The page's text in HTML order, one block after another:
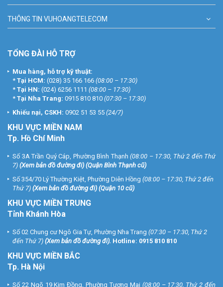
THÔNG TIN VUHOANGTELECOM
TỔNG ĐÀI HỖ TRỢ
Mua hàng, hỗ trợ kỹ thuật:
* Tại HCM: (028) 35 166 166 (08:00 – 17:30)
* Tại HN: (024) 6256 1111 (08:00 – 17:30)
* Tại Nha Trang: 0915 810 810 (07:30 – 17:30)
Khiếu nại, CSKH: 0902 51 53 55 (24/7)
KHU VỰC MIỀN NAM
Tp. Hồ Chí Minh
Số 3A Trần Quý Cáp, Phường Bình Thạnh (08:00 – 17:30, Thứ 2 đến Thứ
7) (Xem bản đồ đường đi) (Quận Bình Thạnh cũ)
Số 354/70 Lý Thường Kiệt, Phường Diên Hồng (08:00 – 17:30, Thứ 2 đến
Thứ 7) (Xem bản đồ đường đi) (Quận 10 cũ)
KHU VỰC MIỀN TRUNG
Tỉnh Khánh Hòa
Số 02 Chung cư Ngô Gia Tự, Phường Nha Trang (07:30 – 17:30, Thứ 2
đến Thứ 7) (Xem bản đồ đường đi). Hotline: 0915 810 810
KHU VỰC MIỀN BẮC
Tp. Hà Nội
Số 22 Ngõ 19 Kim Đồng, Phường Tương Mai (08:00 – 17:30, Thứ 2 đến